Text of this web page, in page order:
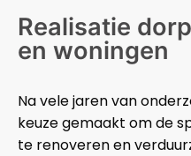
Realisatie
en woningen
Na vele jaren van
keuze gemaakt om de
te renoveren en